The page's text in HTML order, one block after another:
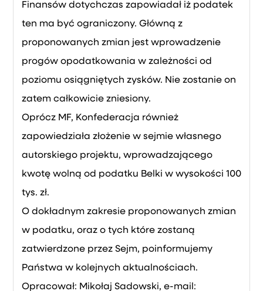
Finansów dotychczas zapowiadał iż podatek
ten ma być ograniczony. Główną z
proponowanych zmian jest wprowadzenie
progów opodatkowania w zależności od
poziomu osiągniętych zysków. Nie zostanie on
zatem całkowicie zniesiony.
Oprócz MF, Konfederacja również
zapowiedziała złożenie w sejmie własnego
autorskiego projektu, wprowadzającego
kwotę wolną od podatku Belki w wysokości 100
tys. zł.
O dokładnym zakresie proponowanych zmian
w podatku, oraz o tych które zostaną
zatwierdzone przez Sejm, poinformujemy
Państwa w kolejnych aktualnościach.
Opracował: Mikołaj Sadowski, e-mail: